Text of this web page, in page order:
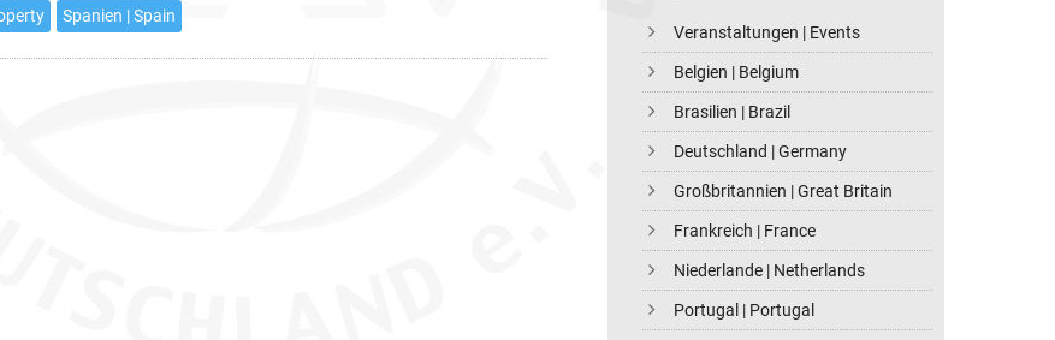
Veranstaltungen | Events
Belgien | Belgium
Brasilien | Brazil
Deutschland | Germany
Großbritannien | Great Britain
Frankreich | France
Niederlande | Netherlands
Portugal | Portugal
Spanien | Spain